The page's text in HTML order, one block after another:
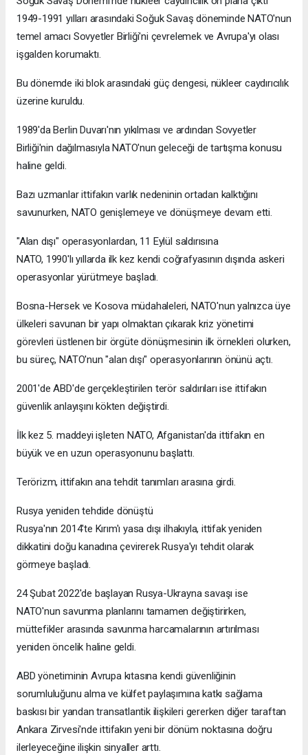
1949-1991 yılları arasındaki Soğuk Savaş döneminde NATO'nun
temel amacı Sovyetler Birliği'ni çevrelemek ve Avrupa'yı olası
işgalden korumaktı.
Bu dönemde iki blok arasındaki güç dengesi, nükleer caydırıcılık
üzerine kuruldu.
1989'da Berlin Duvarı'nın yıkılması ve ardından Sovyetler
Birliği'nin dağılmasıyla NATO'nun geleceği de tartışma konusu
haline geldi.
Bazı uzmanlar ittifakın varlık nedeninin ortadan kalktığını
savunurken, NATO genişlemeye ve dönüşmeye devam etti.
"Alan dışı" operasyonlardan, 11 Eylül saldırısına
NATO, 1990'lı yıllarda ilk kez kendi coğrafyasının dışında askeri
operasyonlar yürütmeye başladı.
Bosna-Hersek ve Kosova müdahaleleri, NATO'nun yalnızca üye
ülkeleri savunan bir yapı olmaktan çıkarak kriz yönetimi
görevleri üstlenen bir örgüte dönüşmesinin ilk örnekleri olurken,
bu süreç, NATO'nun "alan dışı" operasyonlarının önünü açtı.
2001'de ABD'de gerçekleştirilen terör saldırıları ise ittifakın
güvenlik anlayışını kökten değiştirdi.
İlk kez 5. maddeyi işleten NATO, Afganistan'da ittifakın en
büyük ve en uzun operasyonunu başlattı.
Terörizm, ittifakın ana tehdit tanımları arasına girdi.
Rusya yeniden tehdide dönüştü
Rusya'nın 2014'te Kırım'ı yasa dışı ilhakıyla, ittifak yeniden
dikkatini doğu kanadına çevirerek Rusya'yı tehdit olarak
görmeye başladı.
24 Şubat 2022'de başlayan Rusya-Ukrayna savaşı ise
NATO'nun savunma planlarını tamamen değiştirirken,
müttefikler arasında savunma harcamalarının artırılması
yeniden öncelik haline geldi.
ABD yönetiminin Avrupa kıtasına kendi güvenliğinin
sorumluluğunu alma ve külfet paylaşımına katkı sağlama
baskısı bir yandan transatlantik ilişkileri gererken diğer taraftan
Ankara Zirvesi'nde ittifakın yeni bir dönüm noktasına doğru
ilerleyeceğine ilişkin sinyaller arttı.